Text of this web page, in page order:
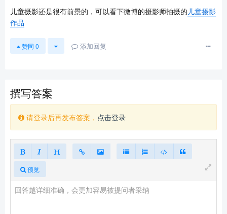
儿童摄影还是很有前景的，可以看下微博的摄影师拍摄的儿童摄影
作品
赞同 0 添加回复
撰写答案
请登录后再发布答案， 点击登录
预览